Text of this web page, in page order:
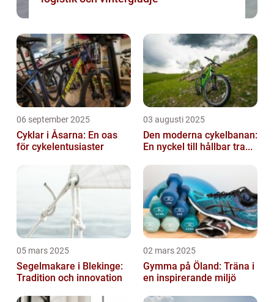
06 september 2025
Cyklar i Åsarna: En oas
för cykelentusiaster
03 augusti 2025
Den moderna cykelbanan:
En nyckel till hållbar tra...
05 mars 2025
Segelmakare i Blekinge:
Tradition och innovation
02 mars 2025
Gymma på Öland: Träna i
en inspirerande miljö